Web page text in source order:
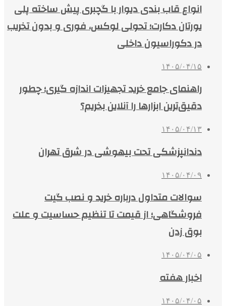
انواع قاب بندی دیوار با گچبری پیش ساخته پلی
یورتان دکارت؛ تحولی لوکس، فوری و بدون تخریب
در دکوراسیون داخلی
۱۴۰۵/۰۴/۱۵
راهنمای جامع خرید تجهیزات اندازه گیری؛ چطور
دقیق‌ترین ابزارها را آنلاین بخریم؟
۱۴۰۵/۰۴/۱۳
دندانپزشکی تحت بیهوشی در شرق تهران
۱۴۰۵/۰۴/۰۹
سوالات متداول درباره خرید و نصب گیت
فروشگاهی؛ از قیمت تا تنظیم حساسیت و علت
بوق زدن
۱۴۰۵/۰۴/۰۵
اخبار هفته
۱۴۰۵/۰۴/۰۵